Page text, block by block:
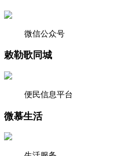
微信公众号
敕勒歌同城
便民信息平台
微慕生活